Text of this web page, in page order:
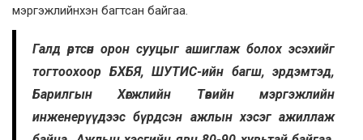
мэргэжлийнхэн багтсан байгаа.
Галд өртсөн орон сууцыг ашиглаж болох эсэхийг
тогтоохоор БХБЯ, ШУТИС-ийн багш, эрдэмтэд,
Барилгын Хөгжлийн Төвийн мэргэжлийн
инженерүүдээс бүрдсэн ажлын хэсэг ажиллаж